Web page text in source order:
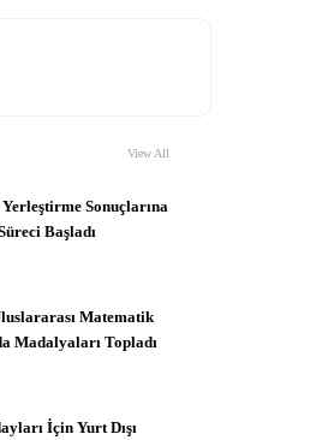
View All
Yerleştirme Sonuçlarına
Başladı
Matematik
Madalyaları Topladı
İçin Yurt Dışı